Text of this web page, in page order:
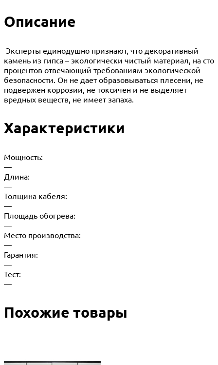
Описание
Эксперты единодушно признают, что декоративный
камень из гипса – экологически чистый материал, на сто
процентов отвечающий требованиям экологической
безопасности. Он не дает образовываться плесени, не
подвержен коррозии, не токсичен и не выделяет
вредных веществ, не имеет запаха.
Характеристики
Мощность:
—
Длина:
—
Толщина кабеля:
—
Площадь обогрева:
—
Место производства:
—
Гарантия:
—
Тест:
—
Похожие товары